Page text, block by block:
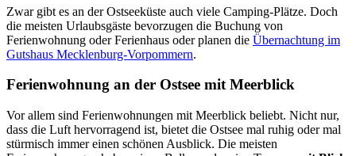
Zwar gibt es an der Ostseeküste auch viele Camping-Plätze. Doch
die meisten Urlaubsgäste bevorzugen die Buchung von
Ferienwohnung oder Ferienhaus oder planen die Übernachtung im
Gutshaus Mecklenburg-Vorpommern.
Ferienwohnung an der Ostsee mit Meerblick
Vor allem sind Ferienwohnungen mit Meerblick beliebt. Nicht nur,
dass die Luft hervorragend ist, bietet die Ostsee mal ruhig oder mal
stürmisch immer einen schönen Ausblick. Die meisten